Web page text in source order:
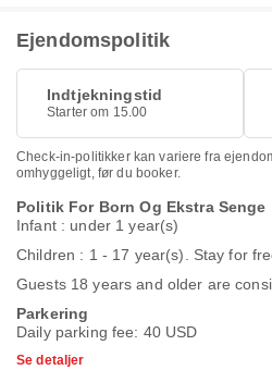
Ejendomspolitik
Indtjekningstid
Starter om 15.00
Check-in-politikker kan variere fra
omhyggeligt, før du booker.
Politik For Born Og Ekstra Senge
Infant : under 1 year(s)
Children : 1 - 17 year(s). Stay for
Guests 18 years and older are
Parkering
Daily parking fee: 40 USD
Se detaljer